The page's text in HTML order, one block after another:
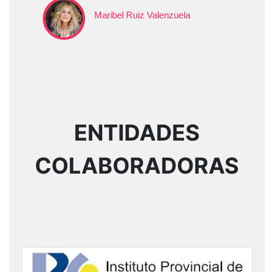
Maribel Ruiz Valenzuela
ENTIDADES
COLABORADORAS